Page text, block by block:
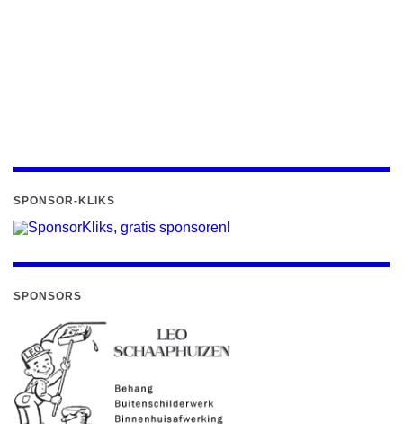
SPONSOR-KLIKS
SPONSORS